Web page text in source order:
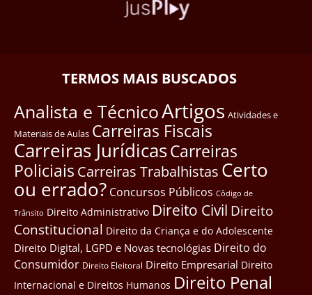
TERMOS MAIS BUSCADOS
Analista e TécnicoArtigos Atividades e
Materiais de Aulas Carreiras Fiscais
Carreiras JurídicasCarreiras
Policiais Carreiras Trabalhistas Certo
ou errado? Concursos Públicos Côdigo de
Trânsito Direito Administrativo Direito Civil Direito
Constitucional Direito da Criança e do Adolescente
Direito Digital, LGPD e Novas tecnológias Direito do
Consumidor Direito Eleitoral Direito Empresarial Direito
Internacional e Direitos Humanos Direito Penal